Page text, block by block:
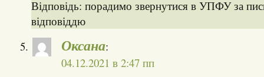
Відповідь: порадимо звернутися в УПФУ за
відповіддю
Оксана:
04.12.2021 в 2:47 пп